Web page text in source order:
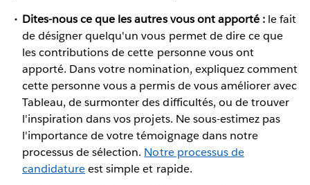
Dites-nous ce que les autres vous ont apporté :le fait
de désigner quelqu'un vous permet de dire ce que
les contributions de cette personne vous ont
apporté. Dans votre nomination, expliquez comment
cette personne vous a permis de vous améliorer avec
Tableau, de surmonter des difficultés, ou de trouver
l'inspiration dans vos projets. Ne sous-estimez pas
l'importance de votre témoignage dans notre
processus de sélection. Notre processus de
candidatureest simple et rapide.